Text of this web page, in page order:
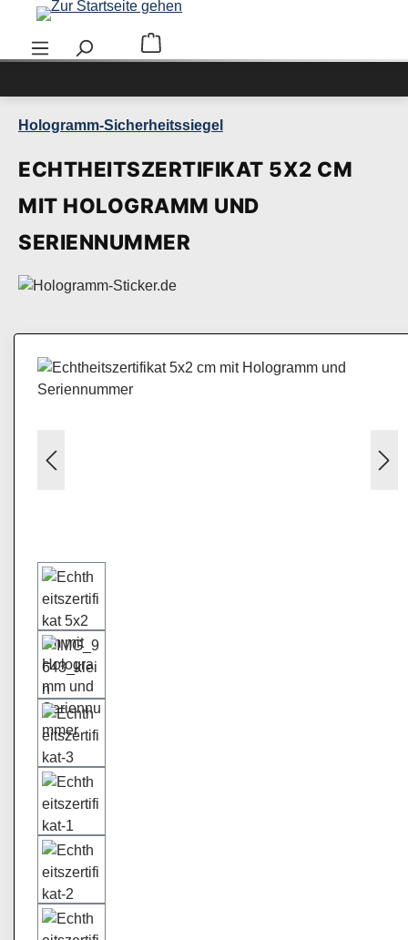
Zum Hauptinhalt springen
Warenkorb enthält 0 Positionen. Der
Hologramm-Sicherheitssiegel
ECHTHEITSZERTIFIKAT 5X2 CM
MIT HOLOGRAMM UND
SERIENNUMMER
Bildergalerie überspringen